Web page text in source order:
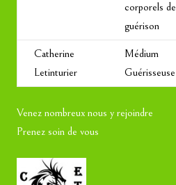
corporels de
guérison
Catherine
Letinturier
Médium
Guérisseuse
Venez nombreux nous y rejoindre
Prenez soin de vous